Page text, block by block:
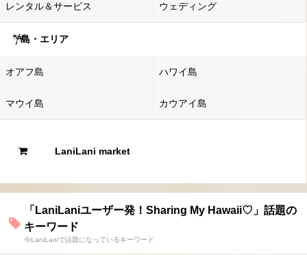
レンタル＆サービス ウェディング
島・エリア
オアフ島 ハワイ島
マウイ島 カウアイ島
LaniLani market
「LaniLaniユーザー発！Sharing My Hawaii♡」話題の
キーワード
今LaniLaniで話題になっているキーワード